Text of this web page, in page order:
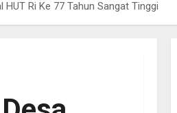
Ri Ke 77 Tahun Sangat Tinggi